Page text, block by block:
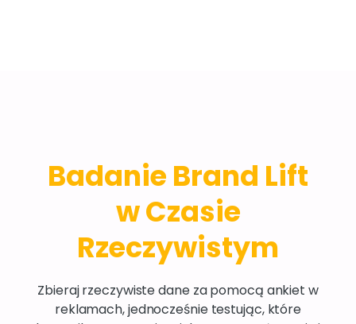
Badanie Brand Lift
w Czasie
Rzeczywistym
Zbieraj rzeczywiste dane za pomocą ankiet w
reklamach, jednocześnie testując, które